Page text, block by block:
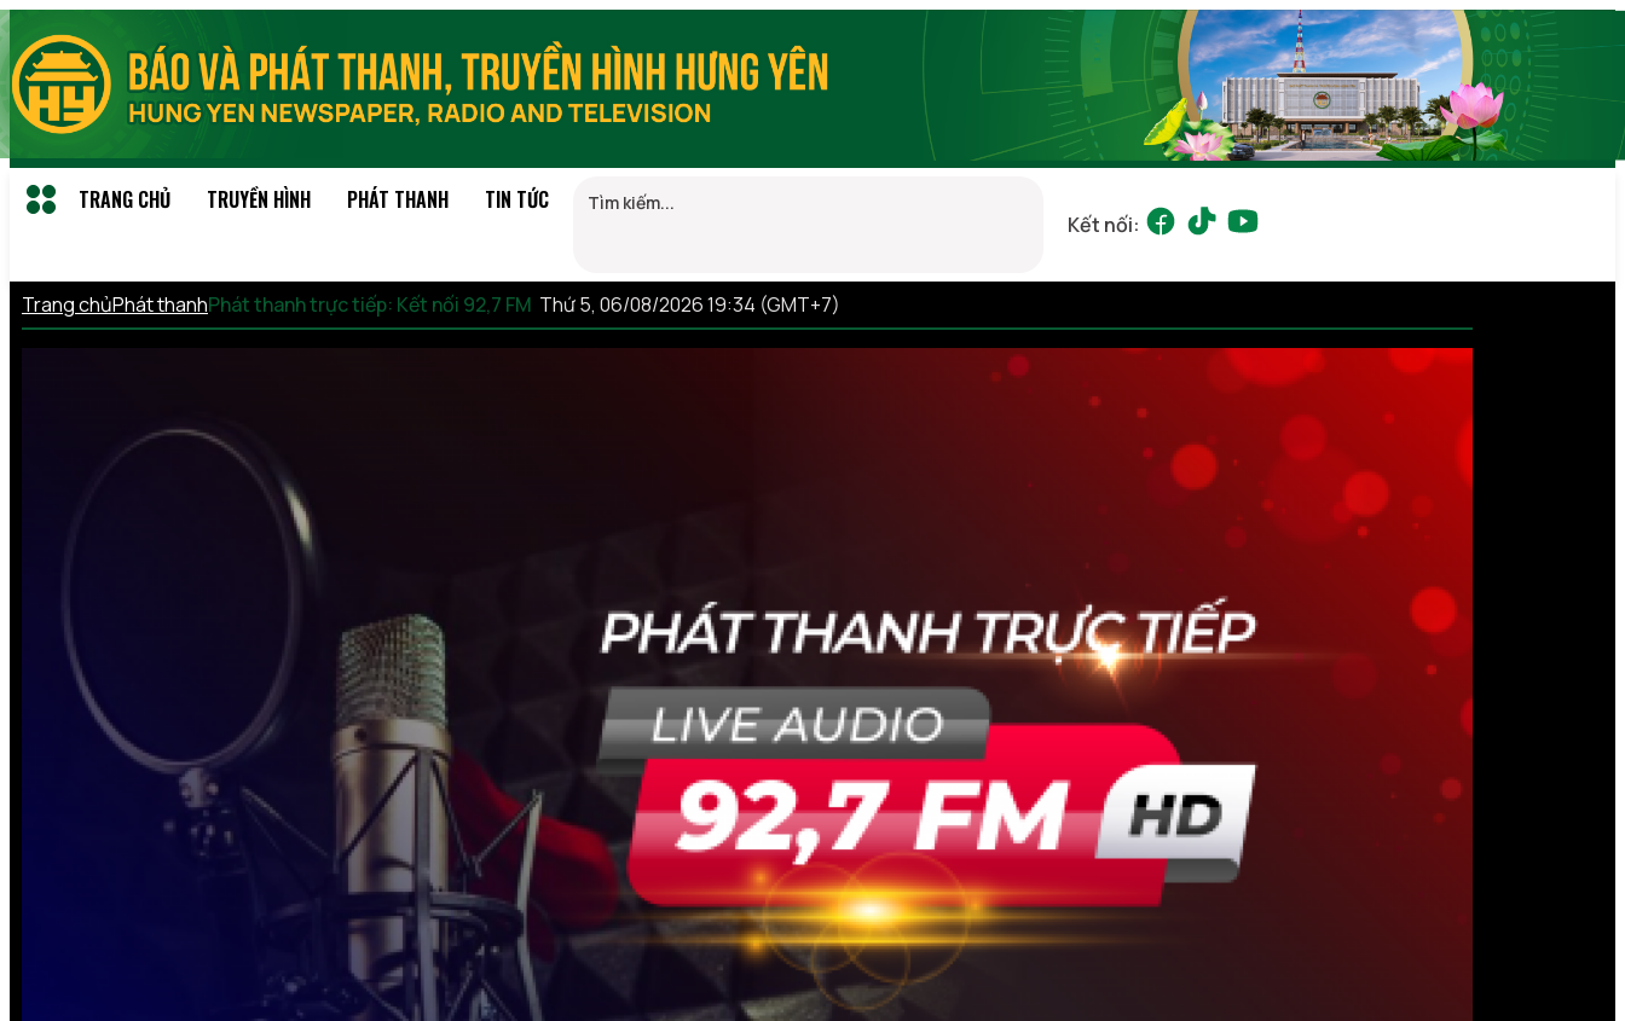
TRANG CHỦ TRUYỀN HÌNH PHÁT THANH TIN TỨC
Kết nối:
Trang chủPhát thanhPhát thanh trực tiếp: Kết nối 92,7 FM Thứ 5, 06/08/2026 19:34 (GMT+7)